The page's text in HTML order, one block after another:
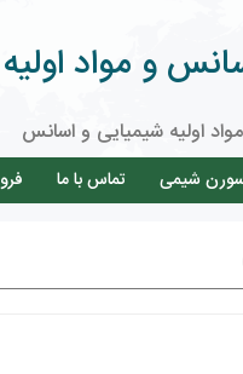
و مواد اولیه
اولیه شیمیایی و اسانس
سورن شیمی تماس با ما